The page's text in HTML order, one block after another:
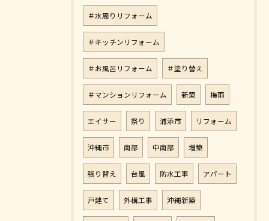
＃水周りリフォーム
＃キッチンリフォーム
＃お風呂リフォーム ＃塗り替え
＃マンションリフォーム 新築 梅雨
エイサー 祭り 浦添市 リフォーム
沖縄市 南部 中南部 増築
張り替え 台風 防水工事 アパート
戸建て 外構工事 沖縄新築